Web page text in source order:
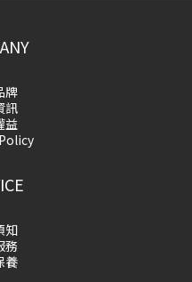
牌
訊
益
知
務
養